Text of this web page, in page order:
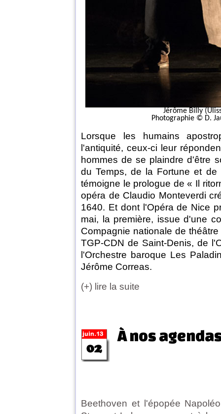
Jérôme Billy
Photographie © D.
Lorsque les humains
l'antiquité, ceux-ci leur
hommes de se plaindre d'être
du Temps, de la Fortune et
témoigne le prologue de « Il
opéra de Claudio Monteverdi
1640. Et dont l'Opéra de Nice
mai, la première, issue d'une
Compagnie nationale de
TGP-CDN de Saint-Denis, de
l'Orchestre baroque Les
Jérôme Correas.
(+) lire la suite
À nos
Beethoven et l'épopée